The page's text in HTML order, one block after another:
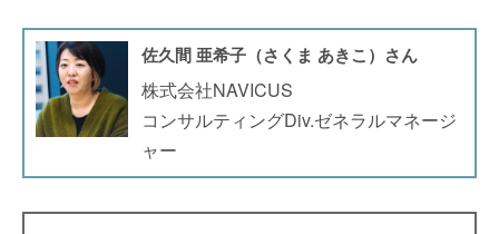
佐久間 亜希子（さくま あきこ）さん
株式会社NAVICUS
コンサルティングDiv.ゼネラルマネージ
ャー